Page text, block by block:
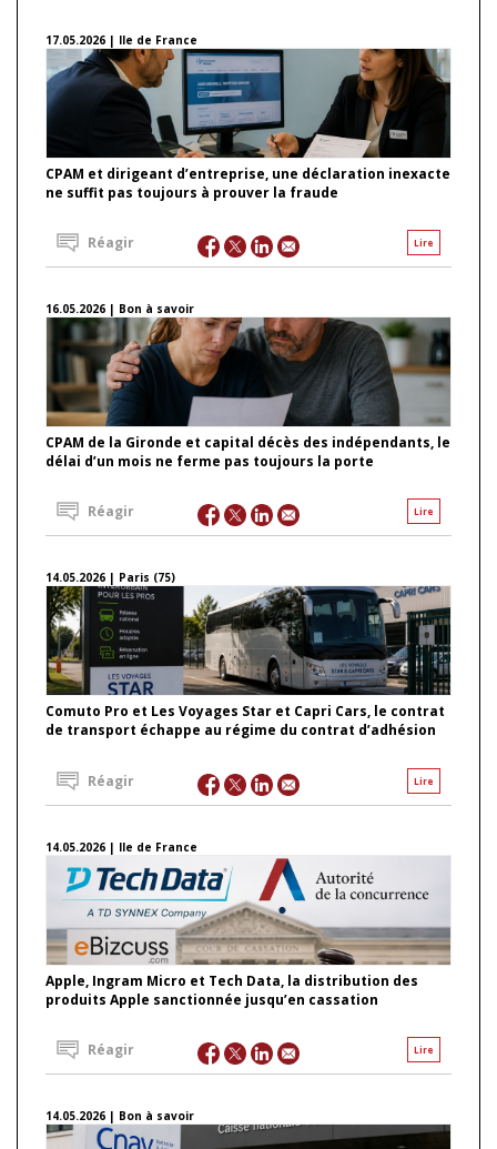
17.05.2026 | Ile de France
CPAM et dirigeant d’entreprise, une déclaration inexacte
ne suffit pas toujours à prouver la fraude
Lire
Réagir
16.05.2026 | Bon à savoir
CPAM de la Gironde et capital décès des indépendants, le
délai d’un mois ne ferme pas toujours la porte
Lire
Réagir
14.05.2026 | Paris (75)
Comuto Pro et Les Voyages Star et Capri Cars, le contrat
de transport échappe au régime du contrat d’adhésion
Lire
Réagir
14.05.2026 | Ile de France
Apple, Ingram Micro et Tech Data, la distribution des
produits Apple sanctionnée jusqu’en cassation
Lire
Réagir
14.05.2026 | Bon à savoir